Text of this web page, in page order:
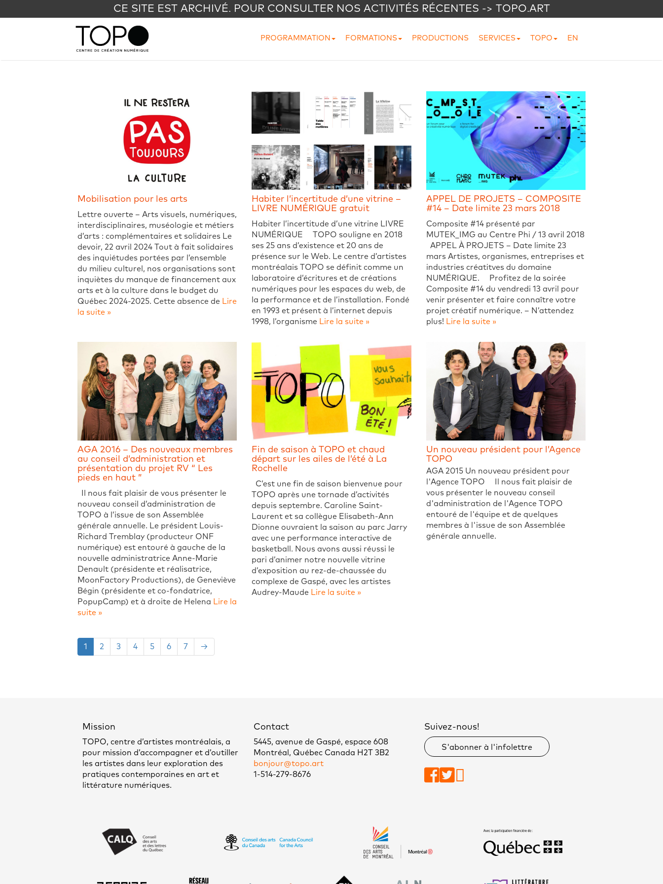
CE SITE EST ARCHIVÉ. POUR CONSULTER NOS ACTIVITÉS RÉCENTES -> TOPO.ART
PROGRAMMATION FORMATIONS PRODUCTIONS SERVICES TOPO EN
Mobilisation pour les arts
Lettre ouverte – Arts visuels, numériques,
interdisciplinaires, muséologie et métiers
d’arts : complémentaires et solidaires Le
devoir, 22 avril 2024 Tout à fait solidaires
des inquiétudes portées par l’ensemble
du milieu culturel, nos organisations sont
inquiètes du manque de financement aux
arts et à la culture dans le budget du
Québec 2024-2025. Cette absence de Lire
la suite »
Habiter l’incertitude d’une vitrine –
LIVRE NUMÉRIQUE gratuit
Habiter l’incertitude d’une vitrine LIVRE
NUMÉRIQUE TOPO souligne en 2018
ses 25 ans d’existence et 20 ans de
présence sur le Web. Le centre d’artistes
montréalais TOPO se définit comme un
laboratoire d’écritures et de créations
numériques pour les espaces du web, de
la performance et de l’installation. Fondé
en 1993 et présent à l’internet depuis
1998, l’organisme Lire la suite »
APPEL DE PROJETS – COMPOSITE
#14 – Date limite 23 mars 2018
Composite #14 présenté par
MUTEK_IMG au Centre Phi / 13 avril 2018
APPEL À PROJETS – Date limite 23
mars Artistes, organismes, entreprises et
industries créatitves du domaine
NUMÉRIQUE. Profitez de la soirée
Composite #14 du vendredi 13 avril pour
venir présenter et faire connaître votre
projet créatif numérique. – N’attendez
plus! Lire la suite »
AGA 2016 – Des nouveaux membres
au conseil d’administration et
présentation du projet RV “ Les
pieds en haut ”
Il nous fait plaisir de vous présenter le
nouveau conseil d’administration de
TOPO à l’issue de son Assemblée
générale annuelle. Le président Louis-
Richard Tremblay (producteur ONF
numérique) est entouré à gauche de la
nouvelle administratrice Anne-Marie
Denault (présidente et réalisatrice,
MoonFactory Productions), de Geneviève
Bégin (présidente et co-fondatrice,
PopupCamp) et à droite de Helena Lire la
suite »
Fin de saison à TOPO et chaud
départ sur les ailes de l’été à La
Rochelle
C’est une fin de saison bienvenue pour
TOPO après une tornade d’activités
depuis septembre. Caroline Saint-
Laurent et sa collègue Elisabeth-Ann
Dionne ouvraient la saison au parc Jarry
avec une performance interactive de
basketball. Nous avons aussi réussi le
pari d’animer notre nouvelle vitrine
d’exposition au rez-de-chaussée du
complexe de Gaspé, avec les artistes
Audrey-Maude Lire la suite »
Un nouveau président pour l’Agence
TOPO
AGA 2015 Un nouveau président pour
l'Agence TOPO Il nous fait plaisir de
vous présenter le nouveau conseil
d'administration de l'Agence TOPO
entouré de l'équipe et de quelques
membres à l'issue de son Assemblée
générale annuelle.
1 2 3 4 5 6 7 →
Mission
TOPO, centre d’artistes montréalais, a
pour mission d’accompagner et d’outiller
les artistes dans leur exploration des
pratiques contemporaines en art et
littérature numériques.
Contact
5445, avenue de Gaspé, espace 608
Montréal, Québec Canada H2T 3B2
bonjour@topo.art
1-514-279-8676
Suivez-nous!
S'abonner à l'infolettre